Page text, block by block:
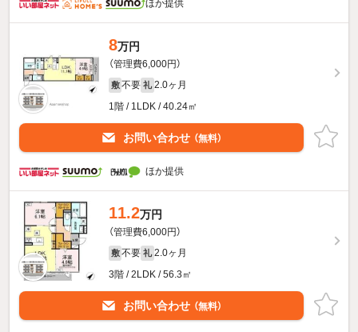
ほか提供
8万円
（管理費6,000円）
敷 不要 礼 2.0ヶ月
1階 / 1LDK / 40.24㎡
お問い合わせ （無料）
ほか提供
11.2万円
（管理費6,000円）
敷 不要 礼 2.0ヶ月
3階 / 2LDK / 56.3㎡
お問い合わせ （無料）